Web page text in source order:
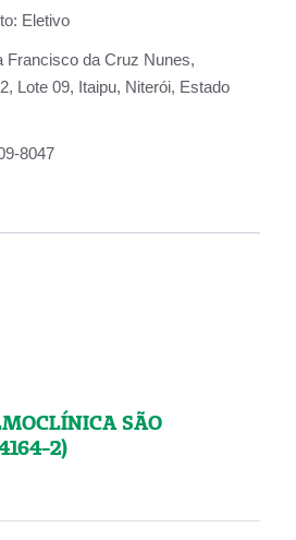
Eletivo
Francisco da Cruz Nunes,
Lote 09, Itaipu, Niterói, Estado
8047
SÃO
2)